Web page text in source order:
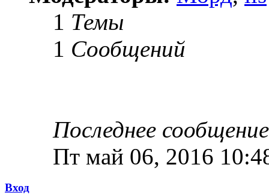
1 Темы
1 Сообщений
Последнее сообщение
Пт май 06, 2016
Вход